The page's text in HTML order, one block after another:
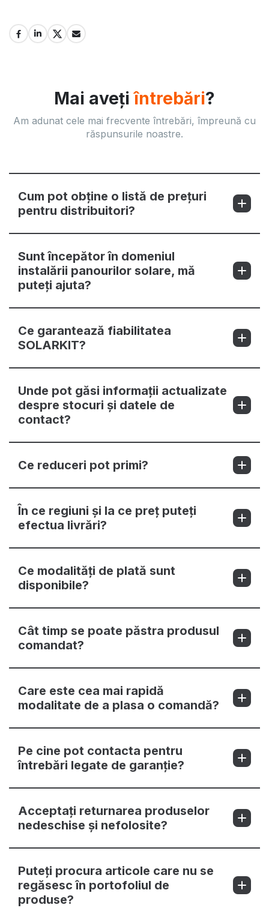
Mai avețiîntrebări?
Am adunat cele mai frecvente întrebări, împreună cu
răspunsurile noastre.
Cum pot obține o listă de prețuri
pentru distribuitori?
Sunt începător în domeniul
instalării panourilor solare, mă
puteți ajuta?
Ce garantează fiabilitatea
SOLARKIT?
Unde pot găsi informații actualizate
despre stocuri și datele de
contact?
Ce reduceri pot primi?
În ce regiuni și la ce preț puteți
efectua livrări?
Ce modalități de plată sunt
disponibile?
Cât timp se poate păstra produsul
comandat?
Care este cea mai rapidă
modalitate de a plasa o comandă?
Pe cine pot contacta pentru
întrebări legate de garanție?
Acceptați returnarea produselor
nedeschise și nefolosite?
Puteți procura articole care nu se
regăsesc în portofoliul de
produse?